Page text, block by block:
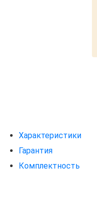
Характеристики
Гарантия
Комплектность